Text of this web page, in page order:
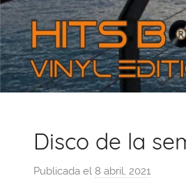
Disco de la
Publicada el 8 abril, 2021